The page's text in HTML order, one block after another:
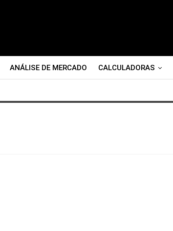
ANÁLISE DE MERCADO CALCULADORAS